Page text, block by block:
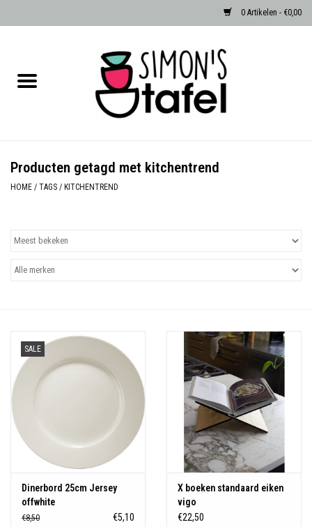
0 Artikelen - €0,00
Albast waxinehouders van Zenza
Dierenlampen
Cadeaubonnen
Producten getagd met kitchentrend
HOME / TAGS / KITCHENTREND
SALE
Dinerbord 25cm Jersey
offwhite
€8,50 €5,10
X boeken standaard eiken
vigo
€22,50